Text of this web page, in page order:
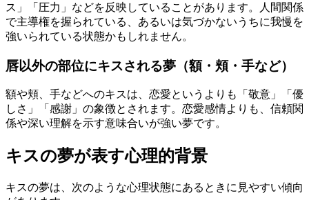
ス」「圧力」などを反映していることがあります。人間関係
で主導権を握られている、あるいは気づかないうちに我慢を
強いられている状態かもしれません。
唇以外の部位にキスされる夢（額・頬・手など）
額や頬、手などへのキスは、恋愛というよりも「敬意」「優
しさ」「感謝」の象徴とされます。恋愛感情よりも、信頼関
係や深い理解を示す意味合いが強い夢です。
キスの夢が表す心理的背景
キスの夢は、次のような心理状態にあるときに見やすい傾向